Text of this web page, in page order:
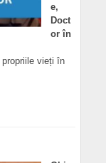
e,
Doct
or în
vieți în